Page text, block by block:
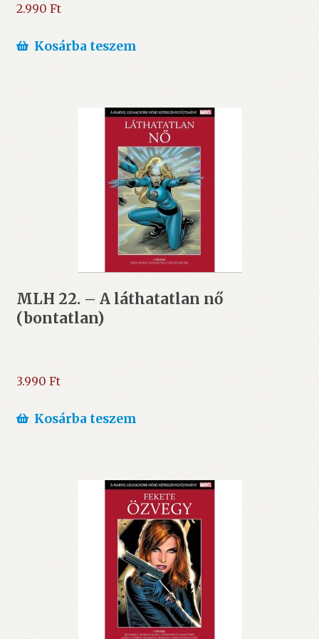
2.990 Ft
Kosárba teszem
MLH 22. – A láthatatlan nő
(bontatlan)
3.990 Ft
Kosárba teszem